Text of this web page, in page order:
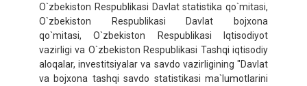
O`zbekiston Respublikasi Davlat statistika qo`mitasi,
O`zbekiston Respublikasi Davlat bojxona
qo`mitasi, O`zbekiston Respublikasi Iqtisodiyot
vazirligi va O`zbekiston Respublikasi Tashqi iqtisodiy
aloqalar, investitsiyalar va savdo vazirligining "Davlat
va bojxona tashqi savdo statistikasi ma`lumotlarini